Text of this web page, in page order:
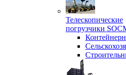
Телескопические
погрузчики